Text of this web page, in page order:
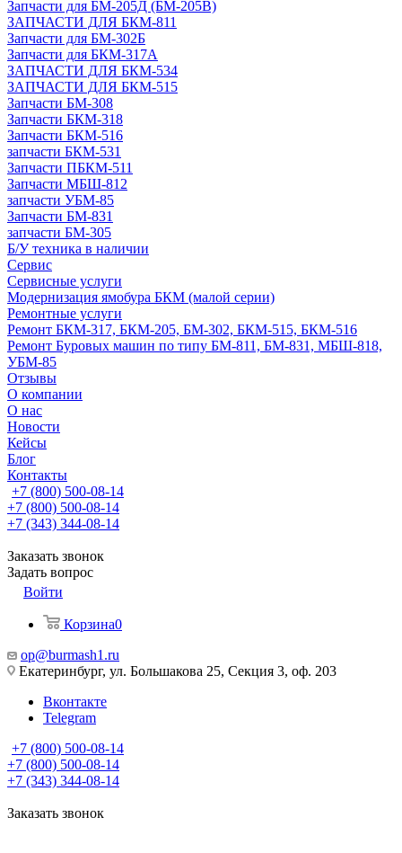
Запчасти для БМ-205Д (БМ-205В)
ЗАПЧАСТИ ДЛЯ БКМ-811
Запчасти для БМ-302Б
Запчасти для БКМ-317А
ЗАПЧАСТИ ДЛЯ БКМ-534
ЗАПЧАСТИ ДЛЯ БКМ-515
Запчасти БМ-308
Запчасти БКМ-318
Запчасти БКМ-516
запчасти БКМ-531
Запчасти ПБКМ-511
Запчасти МБШ-812
запчасти УБМ-85
Запчасти БМ-831
запчасти БМ-305
Б/У техника в наличии
Сервис
Сервисные услуги
Модернизация ямобура БКМ (малой серии)
Ремонтные услуги
Ремонт БКМ-317, БКМ-205, БМ-302, БКМ-515, БКМ-516
Ремонт Буровых машин по типу БМ-811, БМ-831, МБШ-818,
УБМ-85
Отзывы
О компании
О нас
Новости
Кейсы
Блог
Контакты
+7 (800) 500-08-14
+7 (800) 500-08-14
+7 (343) 344-08-14
Заказать звонок
Задать вопрос
Войти
Корзина0
op@burmash1.ru
Екатеринбург, ул. Большакова 25, Секция 3, оф. 203
Вконтакте
Telegram
+7 (800) 500-08-14
+7 (800) 500-08-14
+7 (343) 344-08-14
Заказать звонок